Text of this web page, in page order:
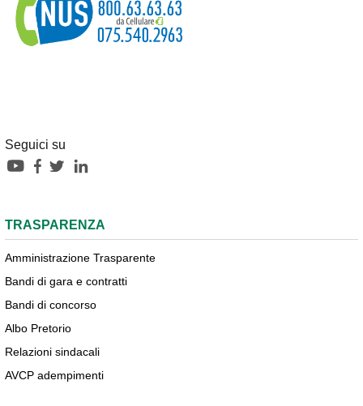
Seguici su
TRASPARENZA
Amministrazione Trasparente
Bandi di gara e contratti
Bandi di concorso
Albo Pretorio
Relazioni sindacali
AVCP adempimenti